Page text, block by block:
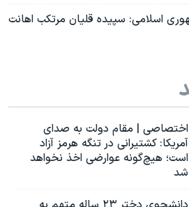
اسلامی: سپیده قلیان مرتکب اهانت
اختصاصی | مقام دولت به صدای
آمریکا: کشتیرانی در تنگه هرمز آزاد
است؛ هیچ‌گونه عوارضی اخذ نخواهد
شد